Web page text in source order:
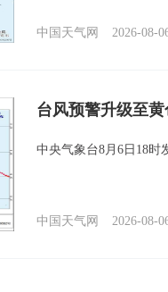
中国天气网 2026-08-
台风预警升级至
中央气象台8月6日18时
中国天气网 2026-08-